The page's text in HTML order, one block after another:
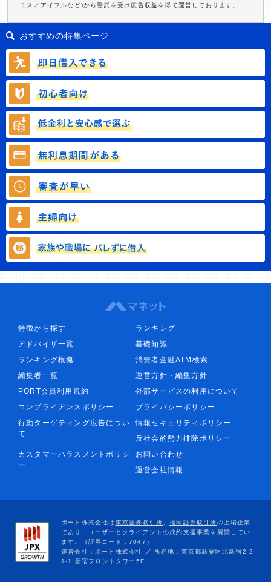
ミス／アイフルなど)から委託を受け広告収益を得て運営しております。
おすすめの特集ページ
特徴から探す
ランキング
アドバイザ一覧
基礎知識
ランキング根拠
消費者金融ATM検索
編集者一覧
運営方針・編集方針
PORT会員利用規約
外部サービスの利用について
コンプライアンスポリシー
プライバシーポリシー
行動ターゲティング広告につい
て
情報セキュリティポリシー
反社会的勢力排除ポリシー
カスタマーハラスメントポリシ
ー
お問い合わせ
運営会社情報